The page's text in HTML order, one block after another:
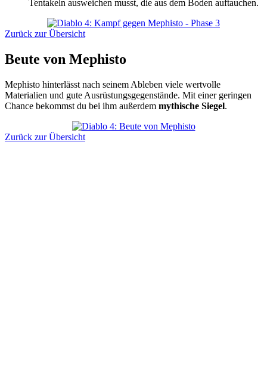
Tentakeln ausweichen musst, die aus dem Boden auftauchen.
Zurück zur Übersicht
Beute von Mephisto
Mephisto hinterlässt nach seinem Ableben viele wertvolle
Materialien und gute Ausrüstungsgegenstände. Mit einer geringen
Chance bekommst du bei ihm außerdem mythische Siegel.
Zurück zur Übersicht